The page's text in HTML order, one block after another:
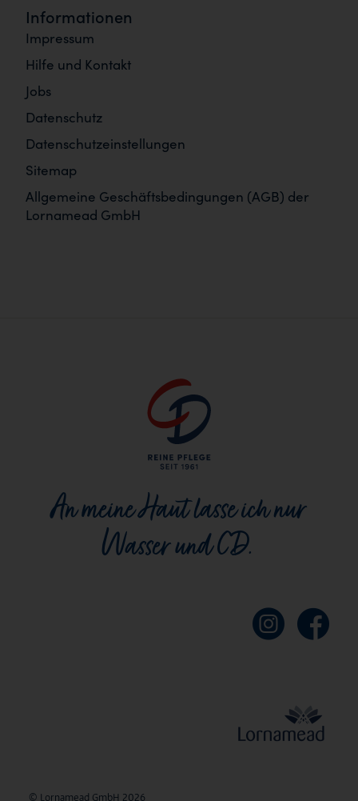
Informationen
Impressum
Hilfe und Kontakt
Jobs
Datenschutz
Datenschutzeinstellungen
Sitemap
Allgemeine Geschäftsbedingungen (AGB) der
Lornamead GmbH
An meine Haut lasse ich nur
Wasser und CD.
© Lornamead GmbH 2026